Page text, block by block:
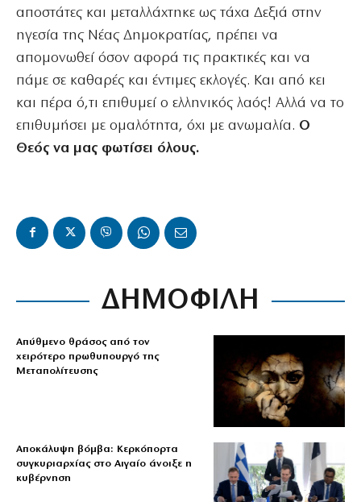
αποστάτες και μεταλλάχτηκε ως τάχα Δεξιά στην
ηγεσία της Νέας Δημοκρατίας, πρέπει να
απομονωθεί όσον αφορά τις πρακτικές και να
πάμε σε καθαρές και έντιμες εκλογές. Και από κει
και πέρα ό,τι επιθυμεί ο ελληνικός λαός! Αλλά να το
επιθυμήσει με ομαλότητα, όχι με ανωμαλία. Ο
Θεός να μας φωτίσει όλους.
ΔΗΜΟΦΙΛΗ
Απύθμενο θράσος από τον
χειρότερο πρωθυπουργό της
Μεταπολίτευσης
Αποκάλυψη βόμβα: Κερκόπορτα
συγκυριαρχίας στο Αιγαίο άνοιξε η
κυβέρνηση